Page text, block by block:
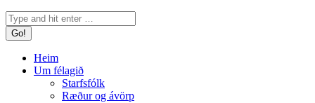
Search:
Heim
Um félagið
Starfsfólk
Ræður og ávörp